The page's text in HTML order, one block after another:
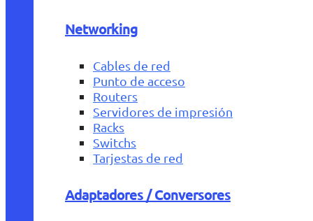
Networking
Cables de red
Punto de acceso
Routers
Servidores de impresión
Racks
Switchs
Tarjestas de red
Adaptadores / Conversores